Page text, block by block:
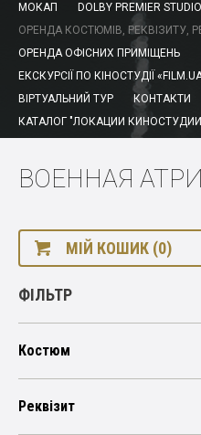
МОКАП
DOLBY PREMIER STUDIO
ОРЕНДА КОСТЮМІВ, РЕКВІЗИТУ,
ОРЕНДА ОФІСНИХ ПРИМІЩЕНЬ
ЕКСКУРСІЇ ПО КІНОСТУДІЇ
ВІРТУАЛЬНИЙ ТУР
КОНТАКТИ
КАТАЛОГ "ЛОКАЦИИ
ВОЕННАЯ
МІЙ КОШИК (0)
ФІЛЬТР
Костюм
Реквізит